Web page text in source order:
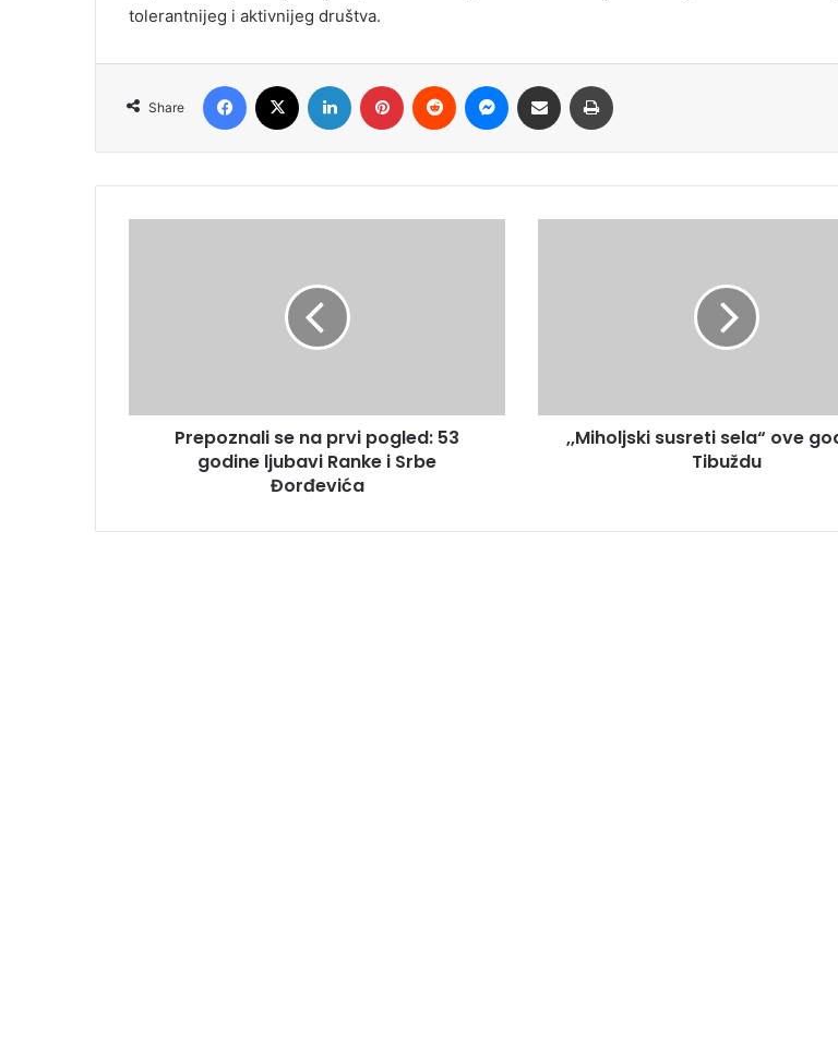
tolerantnijeg i aktivnijeg društva.
Share
Facebook LinkedIn Pinterest Reddit Messenger
Share via Email
Prepoznali se na prvi pogled: 53
godine ljubavi Ranke i Srbe
Đorđevića
,,Miholjski susreti sela“ ove
Tibuždu